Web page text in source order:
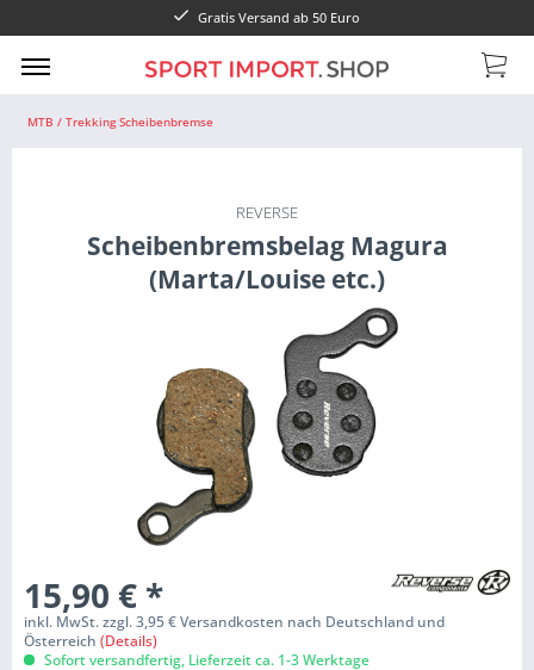
Gratis Versand ab 50 Euro
MTB / Trekking Scheibenbremse
REVERSE
Scheibenbremsbelag Magura
(Marta/Louise etc.)
15,90 € *
inkl. MwSt. zzgl. 3,95 € Versandkosten nach Deutschland und
Österreich (Details)
Sofort versandfertig, Lieferzeit ca. 1-3 Werktage